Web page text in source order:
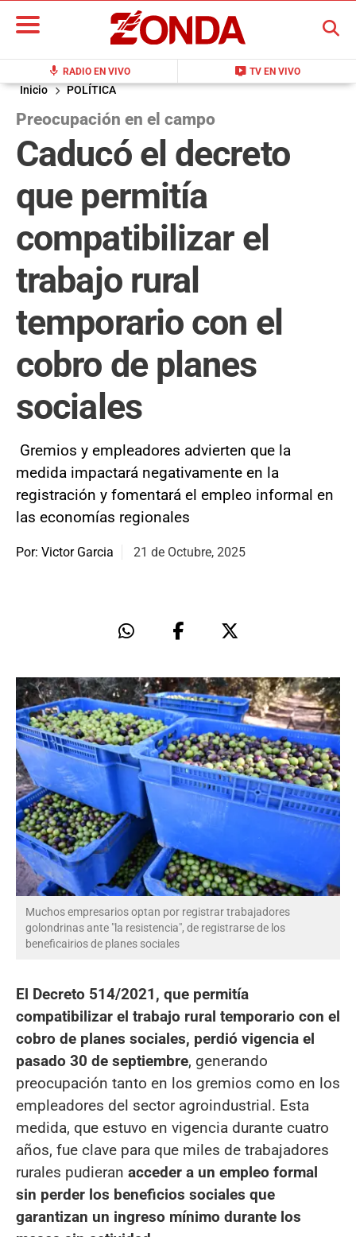
mic RADIO EN VIVO live_tv TV EN VIVO
BUSCAR
Inicio POLÍTICA
Preocupación en el campo
Caducó el decreto
que permitía
compatibilizar el
trabajo rural
temporario con el
cobro de planes
sociales
Gremios y empleadores advierten que la
medida impactará negativamente en la
registración y fomentará el empleo informal en
las economías regionales
Por: Victor Garcia 21 de Octubre, 2025
Muchos empresarios optan por registrar trabajadores
golondrinas ante "la resistencia", de registrarse de los
beneficairios de planes sociales
El Decreto 514/2021, que permitía
compatibilizar el trabajo rural temporario con el
cobro de planes sociales, perdió vigencia el
pasado 30 de septiembre, generando
preocupación tanto en los gremios como en los
empleadores del sector agroindustrial. Esta
medida, que estuvo en vigencia durante cuatro
años, fue clave para que miles de trabajadores
rurales pudieran acceder a un empleo formal
sin perder los beneficios sociales que
garantizan un ingreso mínimo durante los